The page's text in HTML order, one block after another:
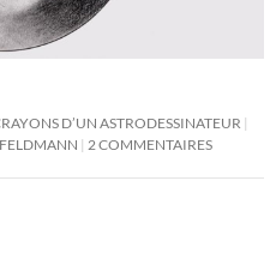
D’UN ASTRODESSINATEUR
2 COMMENTAIRES